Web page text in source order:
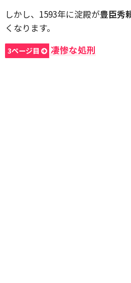
しかし、1593年に淀殿が豊臣秀
くなります。
3ページ目 凄惨な処刑